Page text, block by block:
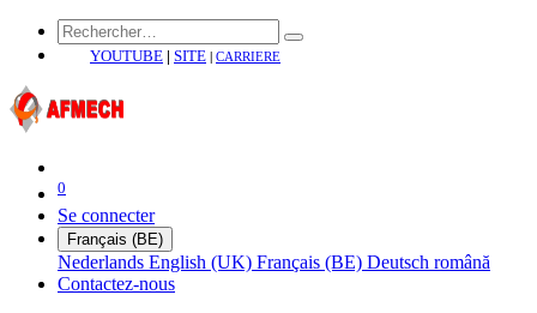
YOUTUBE | SITE | CARRIERE
0
Se connecter
Français (BE)
Nederlands English (UK) Français (BE) Deutsch română
Contactez-nous